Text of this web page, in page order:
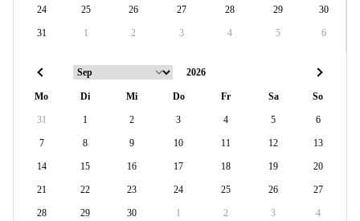
24 25 26 27 28 29 30
31 1 2 3 4 5 6
Mo Di Mi Do Fr Sa So
31 1 2 3 4 5 6
7 8 9 10 11 12 13
14 15 16 17 18 19 20
21 22 23 24 25 26 27
28 29 30 1 2 3 4